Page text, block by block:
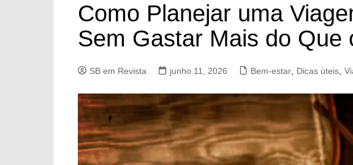
Como Planejar uma
Sem Gastar Mais do Que
SB em Revista junho 11, 2026 Bem-estar Dicas úteis